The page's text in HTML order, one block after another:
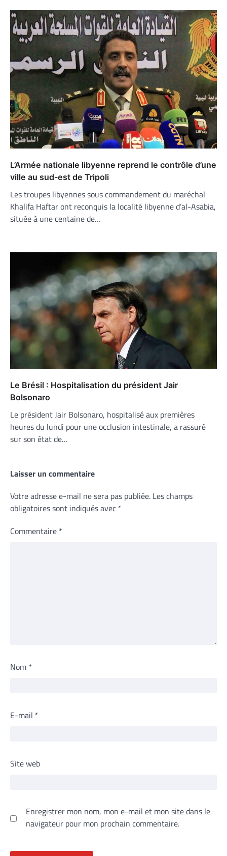
L’Armée nationale libyenne reprend le contrôle d’une
ville au sud-est de Tripoli
Les troupes libyennes sous commandement du maréchal
Khalifa Haftar ont reconquis la localité libyenne d’al-Asabia,
située à une centaine de…
Le Brésil : Hospitalisation du président Jair
Bolsonaro
Le président Jair Bolsonaro, hospitalisé aux premières
heures du lundi pour une occlusion intestinale, a rassuré
sur son état de…
Laisser un commentaire
Votre adresse e-mail ne sera pas publiée. Les champs
obligatoires sont indiqués avec *
Commentaire *
Nom *
E-mail *
Site web
Enregistrer mon nom, mon e-mail et mon site dans le
navigateur pour mon prochain commentaire.